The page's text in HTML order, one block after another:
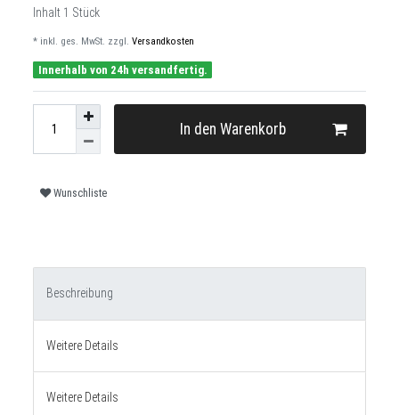
Inhalt 1 Stück
* inkl. ges. MwSt. zzgl. Versandkosten
Innerhalb von 24h versandfertig.
In den Warenkorb
Wunschliste
Beschreibung
Weitere Details
Weitere Details